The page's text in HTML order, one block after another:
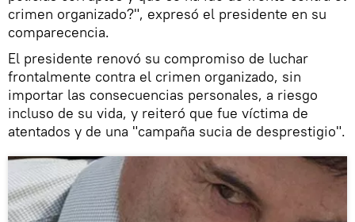
crimen organizado?", expresó el presidente en su
comparecencia.
El presidente renovó su compromiso de luchar
frontalmente contra el crimen organizado, sin
importar las consecuencias personales, a riesgo
incluso de su vida, y reiteró que fue víctima de
atentados y de una "campaña sucia de desprestigio".